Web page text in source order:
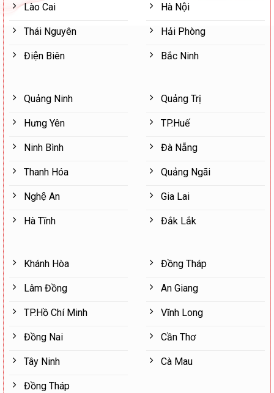
Lào Cai
Thái Nguyên
Điện Biên
Hà Nội
Hải Phòng
Bắc Ninh
Quảng Ninh
Hưng Yên
Ninh Bình
Thanh Hóa
Nghệ An
Hà Tĩnh
Quảng Trị
TP.Huế
Đà Nẵng
Quảng Ngãi
Gia Lai
Đắk Lắk
Khánh Hòa
Lâm Đồng
TP.Hồ Chí Minh
Đồng Nai
Tây Ninh
Đồng Tháp
Đồng Tháp
An Giang
Vĩnh Long
Cần Thơ
Cà Mau